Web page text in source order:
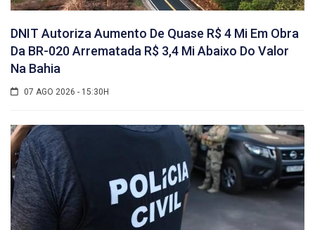
DNIT Autoriza Aumento De Quase R$ 4 Mi Em Obra
Da BR-020 Arrematada R$ 3,4 Mi Abaixo Do Valor
Na Bahia
07 AGO 2026 - 15:30H